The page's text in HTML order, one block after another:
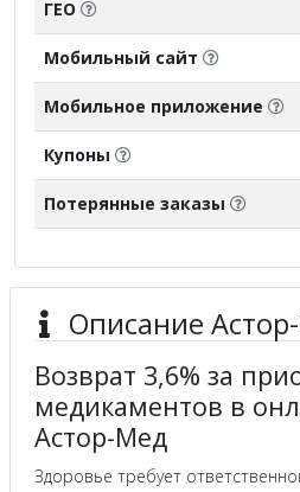
ГЕО
Мобильный сайт
Мобильное приложение
Купоны
Потерянные заказы
Описание
Возврат 3,6% за
медикаментов в
Астор-Мед
Здоровье требует